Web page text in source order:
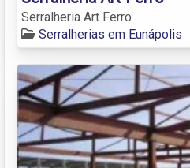
Serralheria Art Ferro
Serralherias em Eunápolis